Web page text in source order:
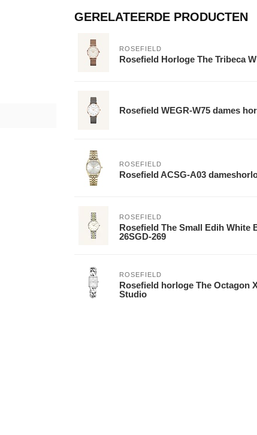
GERELATEERDE PRODUCTEN
ROSEFIELD
Rosefield Horloge The Tribeca
Rosefield WEGR-W75 dames
ROSEFIELD
Rosefield ACSG-A03
ROSEFIELD
Rosefield The Small Edih White
26SGD-269
ROSEFIELD
Rosefield horloge The Octagon
Studio